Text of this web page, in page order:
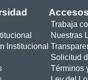
Institucional
Trabaja
Nuestras
Solicitud
Términos